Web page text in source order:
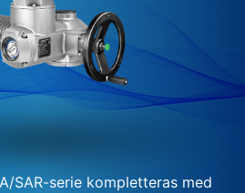
SAR-serie kompletteras med